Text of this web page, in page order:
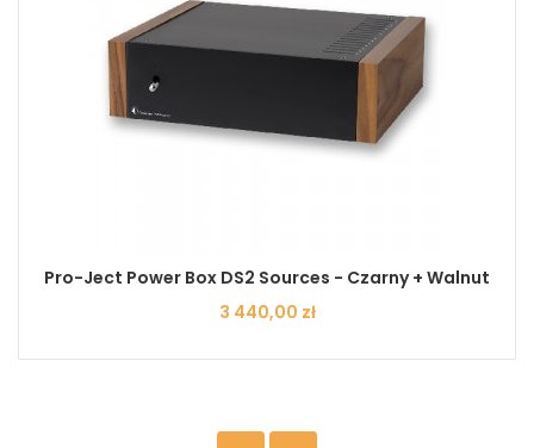
Pro-Ject Power Box DS2 Sources - Czarny + Walnut
Cena
3 440,00 zł